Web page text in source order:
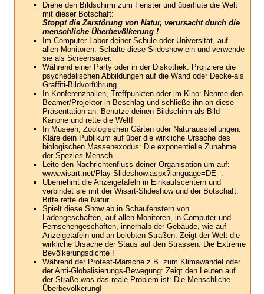
Drehe den Bildschirm zum Fenster und überflute die Welt
mit dieser Botschaft:
Stoppt die Zerstörung von Natur, verursacht durch die
menschliche Überbevölkerung !
Im Computer-Labor deiner Schule oder Universität, auf
allen Monitoren: Schalte diese Slideshow ein und verwende
sie als Screensaver.
Während einer Party oder in der Diskothek: Projiziere die
psychedelischen Abbildungen auf die Wand oder Decke-als
Graffiti-Bildvorführung.
In Konferenzhallen, Treffpunkten oder im Kino: Nehme den
Beamer/Projektor in Beschlag und schließe ihn an diese
Präsentation an. Benutze deinen Bildschirm als Bild-
Kanone und rette die Welt!
In Museen, Zoologischen Gärten oder Naturausstellungen:
Kläre dein Publikum auf über die wirkliche Ursache des
biologischen Massenexodus: Die exponentielle Zunahme
der Spezies Mensch.
Leite den Nachrichtenfluss deiner Organisation um auf:
www.wisart.net/Play-Slideshow.aspx?language=DE .
Übernehmt die Anzeigetafeln in Einkaufscentern und
verbindet sie mit der Wisart-Slideshow und der Botschaft:
Bitte rette die Natur.
Spielt diese Show ab in Schaufenstern von
Ladengeschäften, auf allen Monitoren, in Computer-und
Fernsehengeschäften, innerhalb der Gebäude, wie auf
Anzeigetafeln und an belebten Straßen. Zeigt der Welt die
wirkliche Ursache der Staus auf den Strassen: Die Extreme
Bevölkerungsdichte !
Während der Protest-Märsche z.B. zum Klimawandel oder
der Anti-Globalisierungs-Bewegung: Zeigt den Leuten auf
der Straße was das reale Problem ist: Die Menschliche
Überbevölkerung!